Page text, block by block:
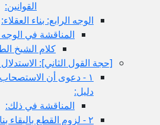
القوانين:
الوجه الرابع: بناء العقلاء:
المناقشة في الوجه
كلام الشيخ
[حجة القول الثاني‏]:
١ - دعوى أن
دليل:
المناقشة في ذلك:
٢ - لزوم القطع بالبقاء بناء على حجية الاستصحاب: